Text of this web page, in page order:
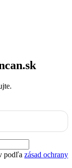
podľa zásad ochrany